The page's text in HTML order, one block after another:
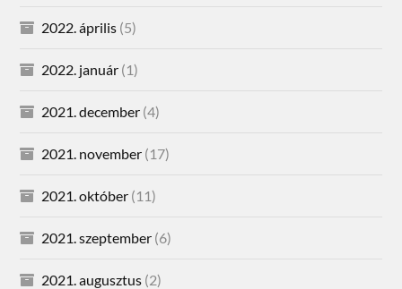
2022. április (5)
2022. január (1)
2021. december (4)
2021. november (17)
2021. október (11)
2021. szeptember (6)
2021. augusztus (2)